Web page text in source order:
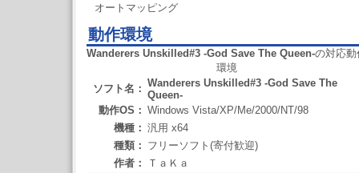
オートマッピング
動作環境
Wanderers Unskilled#3 -God Save The Queen-の対応動
環境
ソフト名： Wanderers Unskilled#3 -God Save The
Queen-
動作OS： Windows Vista/XP/Me/2000/NT/98
機種： 汎用 x64
種類： フリーソフト(寄付歓迎)
作者：
ＴａＫａ